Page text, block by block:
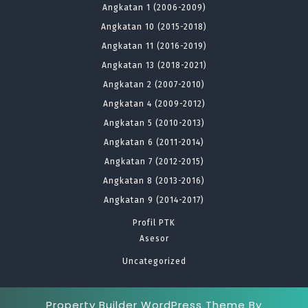
Angkatan 1 (2006-2009)
Angkatan 10 (2015-2018)
Angkatan 11 (2016-2019)
Angkatan 13 (2018-2021)
Angkatan 2 (2007-2010)
Angkatan 4 (2009-2012)
Angkatan 5 (2010-2013)
Angkatan 6 (2011-2014)
Angkatan 7 (2012-2015)
Angkatan 8 (2013-2016)
Angkatan 9 (2014-2017)
Profil PTK
Asesor
Uncategorized
Property Builder WordPress Theme By